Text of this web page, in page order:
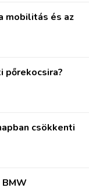
mobilitás és az
pőrekocsira?
csökkenti